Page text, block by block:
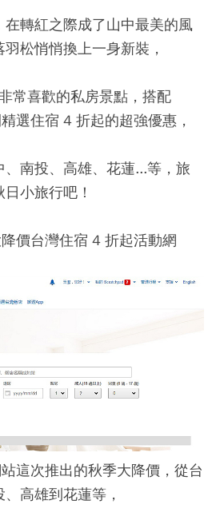
轉紅之際成了山中最美的風
松悄悄換上一身新裝，
常喜歡的私房景點，搭配
選住宿 4 折起的超強優惠，
南投、高雄、花蓮...等，旅
小旅行吧！
價台灣住宿 4 折起活動網
這次推出的秋季大降價，從台
高雄到花蓮等，